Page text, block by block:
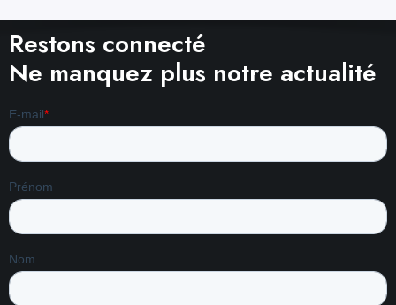
Restons connecté
Ne manquez plus notre actualité